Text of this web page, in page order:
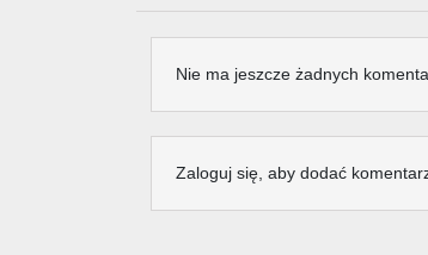
Nie ma jeszcze żadnych
Zaloguj się, aby dodać